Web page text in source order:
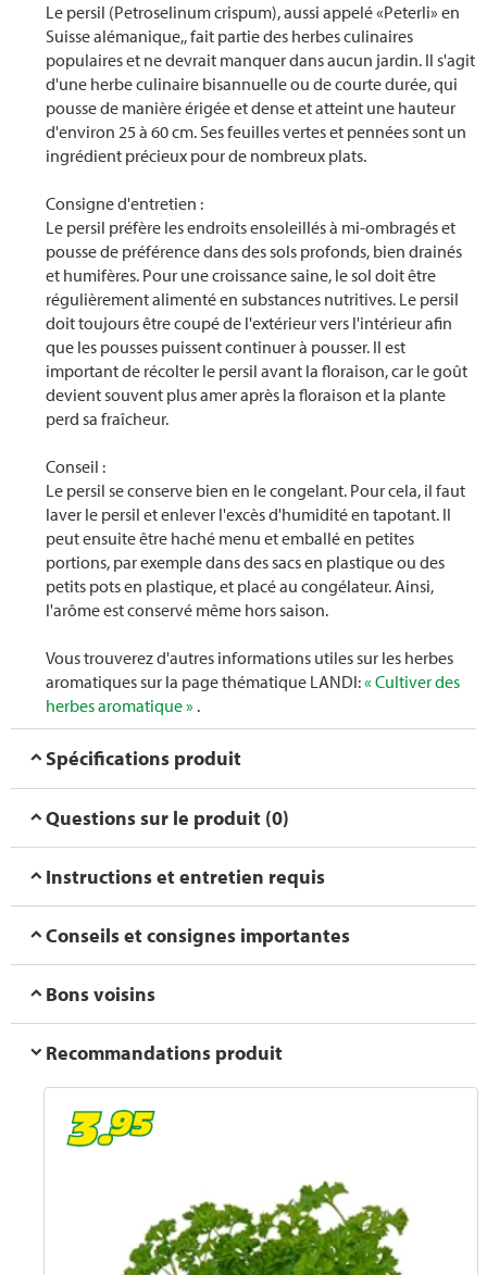
Le persil (Petroselinum crispum), aussi appelé «Peterli» en
Suisse alémanique,, fait partie des herbes culinaires
populaires et ne devrait manquer dans aucun jardin. Il s'agit
d'une herbe culinaire bisannuelle ou de courte durée, qui
pousse de manière érigée et dense et atteint une hauteur
d'environ 25 à 60 cm. Ses feuilles vertes et pennées sont un
ingrédient précieux pour de nombreux plats.
Consigne d'entretien :
Le persil préfère les endroits ensoleillés à mi-ombragés et
pousse de préférence dans des sols profonds, bien drainés
et humifères. Pour une croissance saine, le sol doit être
régulièrement alimenté en substances nutritives. Le persil
doit toujours être coupé de l'extérieur vers l'intérieur afin
que les pousses puissent continuer à pousser. Il est
important de récolter le persil avant la floraison, car le goût
devient souvent plus amer après la floraison et la plante
perd sa fraîcheur.
Conseil :
Le persil se conserve bien en le congelant. Pour cela, il faut
laver le persil et enlever l'excès d'humidité en tapotant. Il
peut ensuite être haché menu et emballé en petites
portions, par exemple dans des sacs en plastique ou des
petits pots en plastique, et placé au congélateur. Ainsi,
l'arôme est conservé même hors saison.
Vous trouverez d'autres informations utiles sur les herbes
aromatiques sur la page thématique LANDI:« Cultiver des
herbes aromatique » .
Spécifications produit
Questions sur le produit (0)
Instructions et entretien requis
Conseils et consignes importantes
Bons voisins
Recommandations produit